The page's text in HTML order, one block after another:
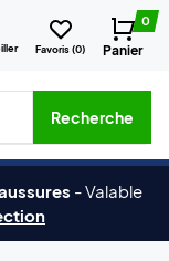
Favoris (0)
0
Panier
etc.
Recherche
-Valable